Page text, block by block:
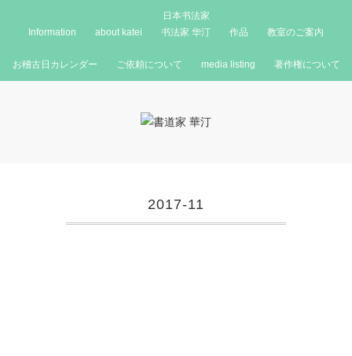
Information about katei
日本书法家
书法家 华汀
作品 教室のご案内
お稽古日カレンダー ご依頼について media listing 著作権について
2017-11